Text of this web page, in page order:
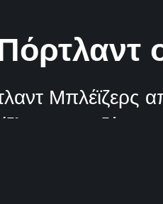
Μπλέϊζερς
τους